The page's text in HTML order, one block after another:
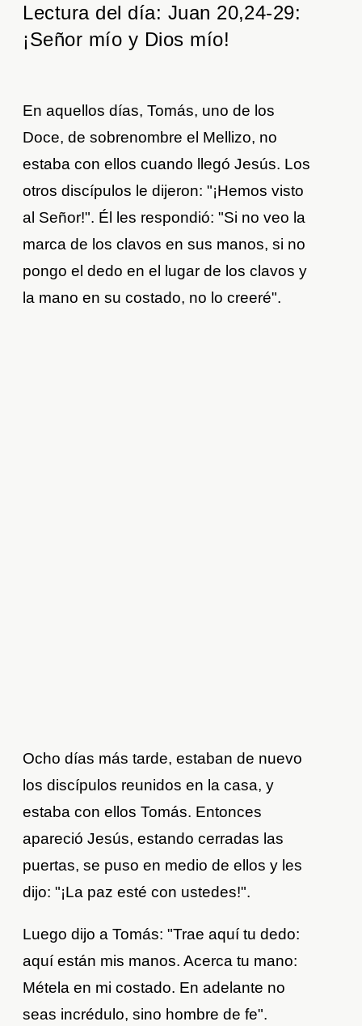
Lectura del día: Juan 20,24-29:
¡Señor mío y Dios mío!
En aquellos días, Tomás, uno de los
Doce, de sobrenombre el Mellizo, no
estaba con ellos cuando llegó Jesús. Los
otros discípulos le dijeron: "¡Hemos visto
al Señor!". Él les respondió: "Si no veo la
marca de los clavos en sus manos, si no
pongo el dedo en el lugar de los clavos y
la mano en su costado, no lo creeré".
Ocho días más tarde, estaban de nuevo
los discípulos reunidos en la casa, y
estaba con ellos Tomás. Entonces
apareció Jesús, estando cerradas las
puertas, se puso en medio de ellos y les
dijo: "¡La paz esté con ustedes!".
Luego dijo a Tomás: "Trae aquí tu dedo:
aquí están mis manos. Acerca tu mano:
Métela en mi costado. En adelante no
seas incrédulo, sino hombre de fe".